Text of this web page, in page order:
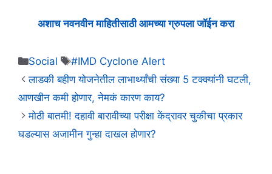
अशाच नवनवीन माहितीसाठी आमच्या ग्रुपला जॉईन करा
Categories
Social Tags
#IMD Cyclone Alert
लाडकी बहीण योजनेतील लाभार्थ्यांची संख्या 5 टक्क्यांनी घटली,
आणखीन कमी होणार, नेमकं कारण काय?
मोठी बातमी! दहावी बारावीच्या परीक्षा केंद्रावर चुकीचा प्रकार
घडल्यास अजामीन गुन्हा दाखल होणार?